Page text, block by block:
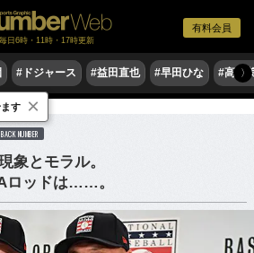
有料会員
毎日6時・11時・17時更新
#ドジャース #益田直也 #早田ひな #高木
〉
BACK NUMBER
象とモラル。
ロッドは……。
す ×